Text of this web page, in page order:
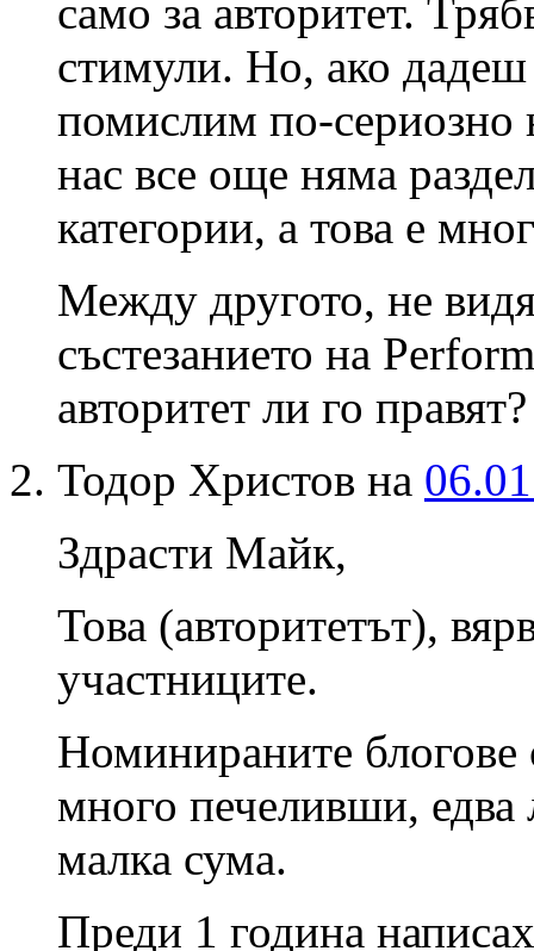
само за авторитет.
стимули. Но, ако дадеш
помислим по-сериозно
нас все още няма
категории, а това е
Между другото, не
състезанието на
авторитет ли го правят?
Тодор Христов на
Здрасти Майк,
Това (авторитетът),
участниците.
Номинираните блогове
много печеливши, едва
малка сума.
Преди 1 година